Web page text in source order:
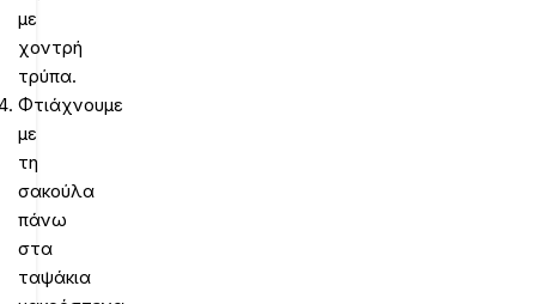
με
χοντρή
τρύπα.
Φτιάχνουμε
με
τη
σακούλα
πάνω
στα
ταψάκια